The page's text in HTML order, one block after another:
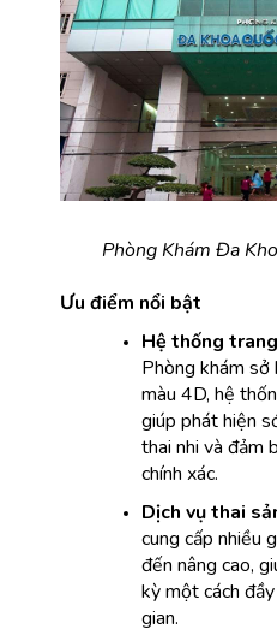
Phòng Khám Đa
Ưu điểm nổi bật
Hệ thống
Phòng khám sở
màu 4D, hệ
giúp phát hiện
thai nhi và đảm
chính xác.
Dịch vụ thai
cung cấp nhiều
đến nâng cao,
kỳ một cách
gian.